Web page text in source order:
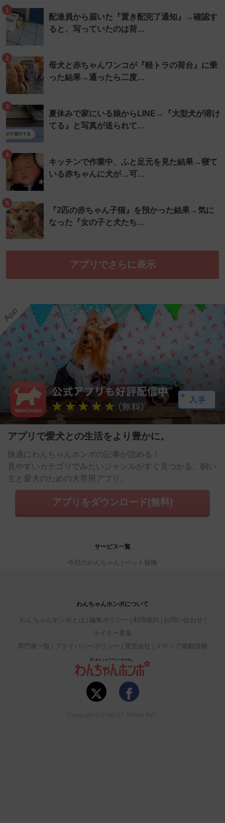
1
配達員から届いた『置き配完了通知』→確認す
ると、写っていたのは荷…
2
母犬と赤ちゃんワンコが『軽トラの荷台』に乗
った結果→通ったら二度…
3
夏休みで家にいる娘からLINE→『大型犬が溶け
てる』と写真が送られて…
4
キッチンで作業中、ふと足元を見た結果→寝て
いる赤ちゃんに犬が…可…
5
『2匹の赤ちゃん子猫』を預かった結果→気に
なった『女の子と犬たち…
アプリでさらに表示
アプリで愛犬との生活をより豊かに。
快適にわんちゃんホンポの記事が読める！
見やすいカテゴリでみたいジャンルがすぐ見つかる。飼い
主と愛犬のための犬専用アプリ。
アプリをダウンロード(無料)
サービス一覧
今日のわんちゃん ペット保険
わんちゃんホンポについて
わんちゃんホンポとは 編集ポリシー 利用規約
お問い合わせ
ライター募集
専門家一覧
プライバシーポリシー 運営会社 メディア掲載情報